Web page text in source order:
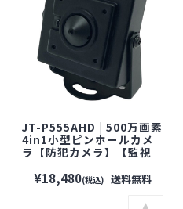
JT-P555AHD | 500万画素
4in1小型ピンホールカメ
ラ【防犯カメラ】【監視
カメラ】【小型カメラ】
【JTC】
¥18,480(税込) 送料無料